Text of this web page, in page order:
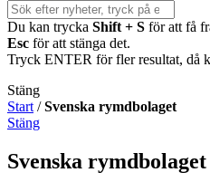
Du kan trycka Shift + S för att få
Esc för att stänga det.
Tryck ENTER för fler resultat, då
Stäng
Start /Svenska rymdbolaget
Stäng
Svenska rymdbolaget